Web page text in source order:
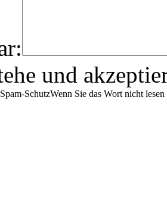
und
Wenn Sie das Wort nicht